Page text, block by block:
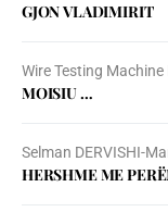
GJON VLADIMIRIT
Wire Testing
MOISIU …
Selman DERVISHI-
HERSHME ME